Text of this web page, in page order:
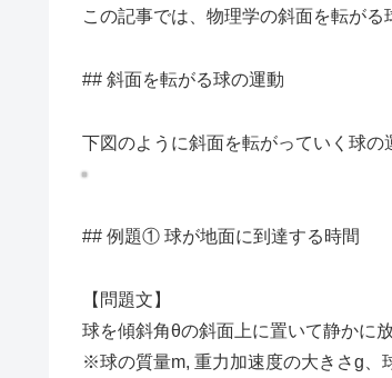
この記事では、物理学の斜面を転がる
## 斜面を転がる球の運動
下図のように斜面を転がっていく球の
## 例題① 球が地面に到達する時間
【問題文】
球を傾斜角θの斜面上に置いて静かに
※球の質量m, 重力加速度の大きさg、